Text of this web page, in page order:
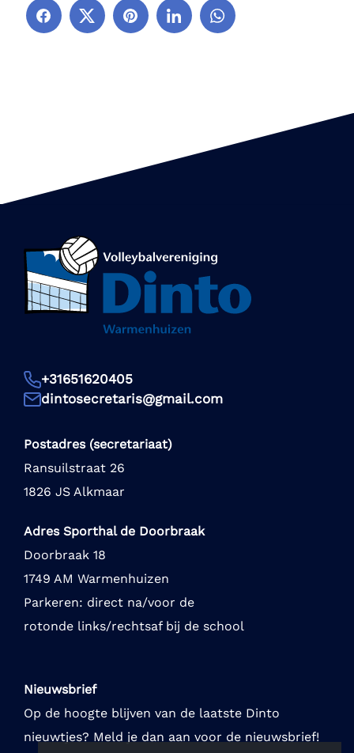
+31651620405
dintosecretaris@gmail.com
Postadres (secretariaat)
Ransuilstraat 26
1826 JS Alkmaar
Adres Sporthal de Doorbraak
Doorbraak 18
1749 AM Warmenhuizen
Parkeren: direct na/voor de
rotonde links/rechtsaf bij de school
Nieuwsbrief
Op de hoogte blijven van de laatste Dinto
nieuwtjes? Meld je dan aan voor de nieuwsbrief!